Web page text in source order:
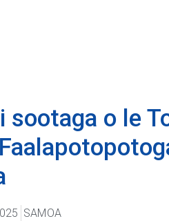
sootaga o le
SAMOA